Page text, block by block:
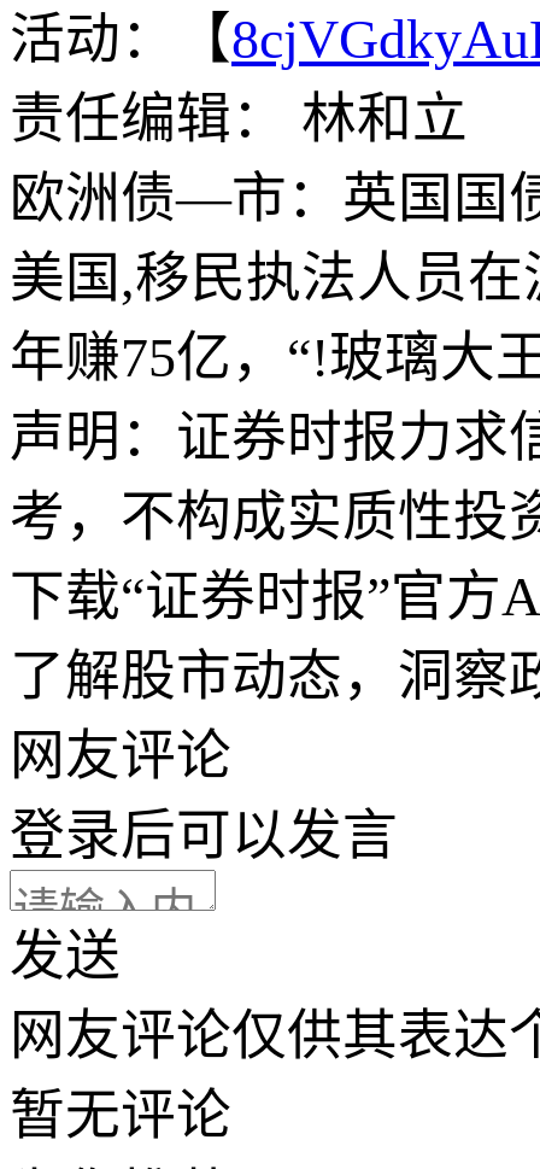
活动：【
责任编辑： 林和立
欧洲债—市：英国国
美国,移民执法人员
年赚75亿，“!玻璃大
声明：证券时报力求
考，不构成实质性投
下载“证券时报”官方
了解股市动态，洞察
网友评论
登录后可以发言
发送
网友评论仅供其表达
暂无评论